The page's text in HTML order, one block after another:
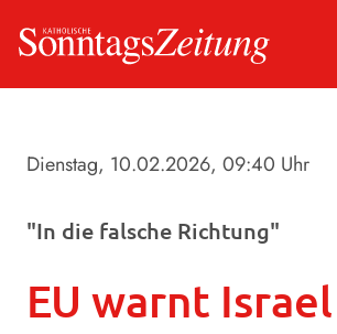
Dienstag, 10.02.2026, 09:40 Uhr
"In die falsche Richtung"
EU warnt